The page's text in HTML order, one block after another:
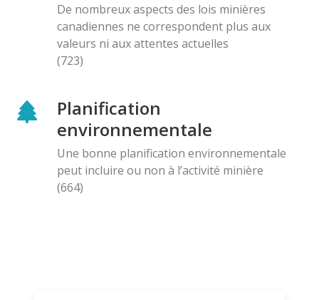
De nombreux aspects des lois minières
canadiennes ne correspondent plus aux
valeurs ni aux attentes actuelles
(723)
Planification
environnementale
Une bonne planification environnementale
peut incluire ou non à l’activité minière
(664)